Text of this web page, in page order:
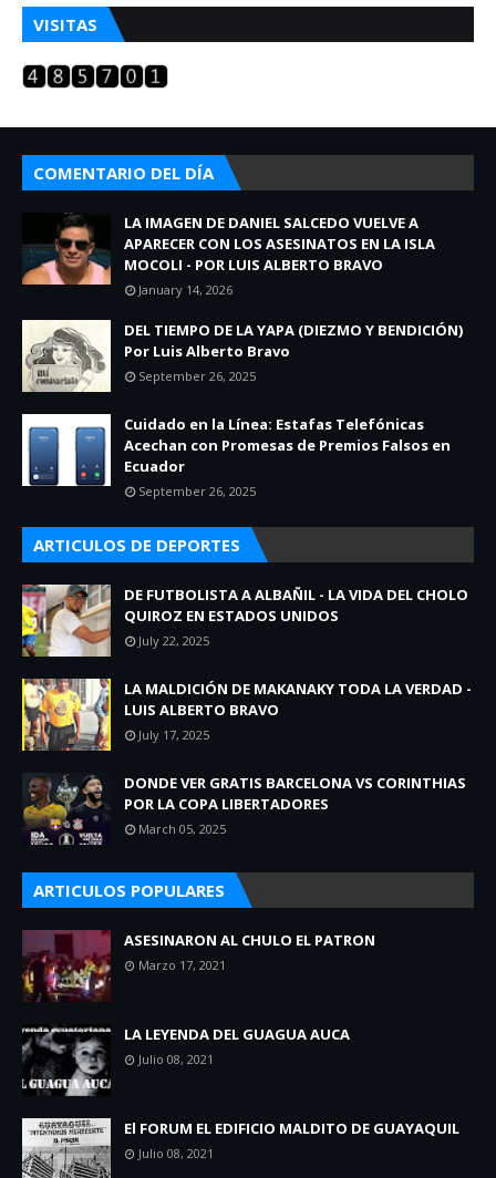
VISITAS
COMENTARIO DEL DÍA
LA IMAGEN DE DANIEL SALCEDO VUELVE A
APARECER CON LOS ASESINATOS EN LA ISLA
MOCOLI - POR LUIS ALBERTO BRAVO
January 14, 2026
DEL TIEMPO DE LA YAPA (DIEZMO Y BENDICIÓN)
Por Luis Alberto Bravo
September 26, 2025
Cuidado en la Línea: Estafas Telefónicas
Acechan con Promesas de Premios Falsos en
Ecuador
September 26, 2025
ARTICULOS DE DEPORTES
DE FUTBOLISTA A ALBAÑIL - LA VIDA DEL CHOLO
QUIROZ EN ESTADOS UNIDOS
July 22, 2025
LA MALDICIÓN DE MAKANAKY TODA LA VERDAD -
LUIS ALBERTO BRAVO
July 17, 2025
DONDE VER GRATIS BARCELONA VS CORINTHIAS
POR LA COPA LIBERTADORES
March 05, 2025
ARTICULOS POPULARES
ASESINARON AL CHULO EL PATRON
Marzo 17, 2021
LA LEYENDA DEL GUAGUA AUCA
Julio 08, 2021
El FORUM EL EDIFICIO MALDITO DE GUAYAQUIL
Julio 08, 2021